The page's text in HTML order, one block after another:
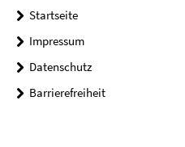
Startseite
Impressum
Datenschutz
Barrierefreiheit